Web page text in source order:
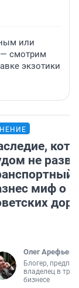
или
— смотрим
экзотики
не
миф о
Олег Арефьев
Блогер,
владелец в
бизнесе